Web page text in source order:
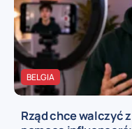
BELGIA
Rząd chce walczyć